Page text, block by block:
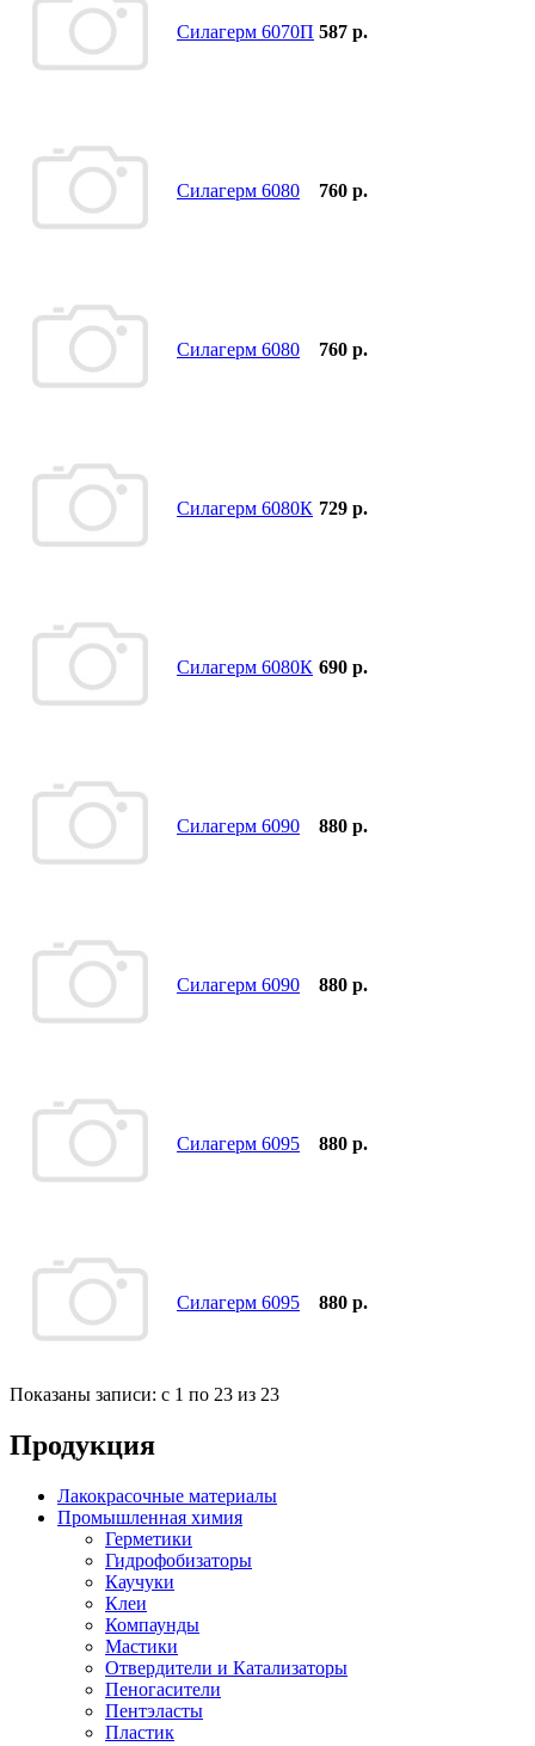
Силагерм 6070П 587 р.
Силагерм 6080 760 р.
Силагерм 6080 760 р.
Силагерм 6080К 729 р.
Силагерм 6080К 690 р.
Силагерм 6090 880 р.
Силагерм 6090 880 р.
Силагерм 6095 880 р.
Силагерм 6095 880 р.
Показаны записи: с 1 по 23 из 23
Продукция
Лакокрасочные материалы
Промышленная химия
Герметики
Гидрофобизаторы
Каучуки
Клеи
Компаунды
Мастики
Отвердители и Катализаторы
Пеногасители
Пентэласты
Пластик